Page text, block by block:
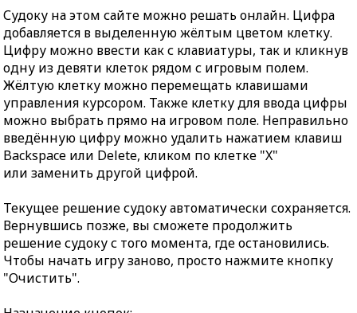
Судоку на этом сайте можно решать онлайн. Цифра
добавляется в выделенную жёлтым цветом клетку.
Цифру можно ввести как с клавиатуры, так и кликнув
одну из девяти клеток рядом с игровым полем.
Жёлтую клетку можно перемещать клавишами
управления курсором. Также клетку для ввода цифры
можно выбрать прямо на игровом поле. Неправильно
введённую цифру можно удалить нажатием клавиш
Backspace или Delete, кликом по клетке "X"
или заменить другой цифрой.
Текущее решение судоку автоматически сохраняется.
Вернувшись позже, вы сможете продолжить
решение судоку с того момента, где остановились.
Чтобы начать игру заново, просто нажмите кнопку
"Очистить".